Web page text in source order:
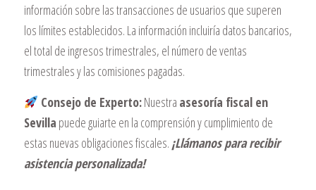
información sobre las transacciones de usuarios que superen
los límites establecidos. La información incluiría datos bancarios,
el total de ingresos trimestrales, el número de ventas
trimestrales y las comisiones pagadas.
Consejo de Experto:Nuestra asesoría fiscal en
Sevilla puede guiarte en la comprensión y cumplimiento de
estas nuevas obligaciones fiscales. ¡Llámanos para recibir
asistencia personalizada!